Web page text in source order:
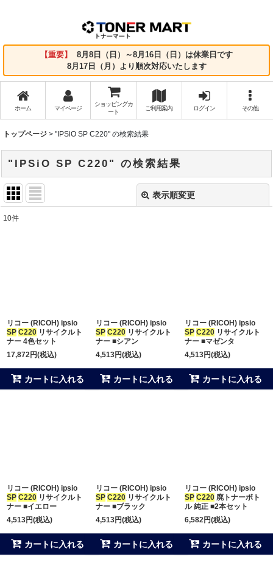
【重要】
8月8日（日）～8月16日（日）は休業日です
8月17日（月）より順次対応いたします
ホーム マイページ
ショッピングカ
ート
ご利用案内 ログイン その他
トップページ > "IPSiO SP C220" の検索結果
"IPSiO SP C220" の検索結果
表示順変更
絞り込む
10件
リコー (RICOH) ipsio
SP C220 リサイクルト
ナー 4色セット
17,872円(税込)
カートに入れる
リコー (RICOH) ipsio
SP C220リサイクルト
ナー ■シアン
4,513円(税込)
カートに入れる
リコー (RICOH) ipsio
SP C220リサイクルト
ナー ■マゼンタ
4,513円(税込)
カートに入れる
リコー (RICOH) ipsio
SP C220 リサイクルト
ナー ■イエロー
4,513円(税込)
カートに入れる
リコー (RICOH) ipsio
SP C220リサイクルト
ナー ■ブラック
4,513円(税込)
カートに入れる
リコー (RICOH) ipsio
SP C220廃トナーボト
ル 純正 ■2本セット
6,582円(税込)
カートに入れる